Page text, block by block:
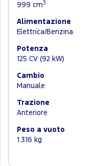
999 cm3
Alimentazione
Elettrica/Benzina
Potenza
125 CV (92 kW)
Cambio
Manuale
Trazione
Anteriore
Peso a vuoto
1.316 kg